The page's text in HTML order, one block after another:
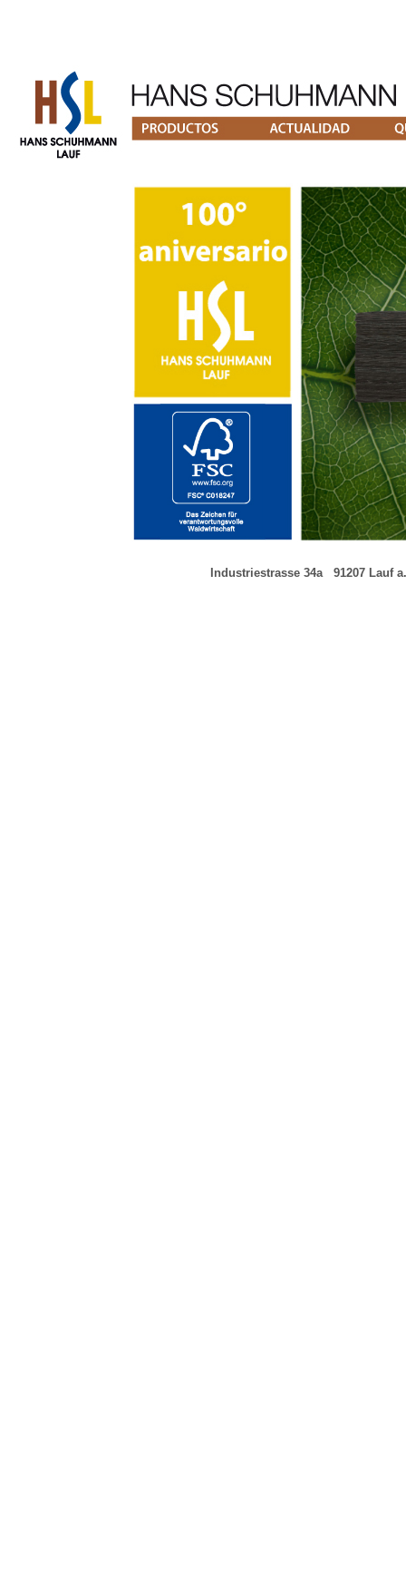
Industriestrasse 34a--- 91207 Lauf